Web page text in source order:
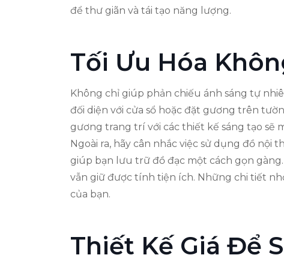
để thư giãn và tái tạo năng lượng.
Tối Ưu Hóa
Không chỉ giúp phản chiếu ánh sáng tự
đối diện với cửa sổ hoặc đặt gương trên
gương trang trí với các thiết kế sáng tạo sẽ
Ngoài ra, hãy cân nhắc việc sử dụng đồ
giúp bạn lưu trữ đồ đạc một cách gọn
vẫn giữ được tính tiện ích. Những chi tiết
của bạn.
Thiết Kế Giá Để